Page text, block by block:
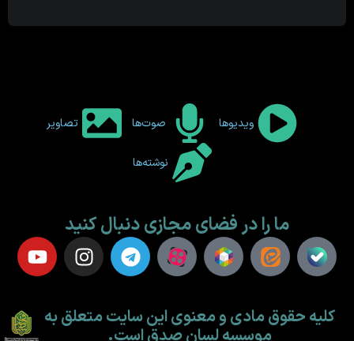
ویدیوها صوت‌ها تصاویر
نوشته‌ها
ما را در فضای مجازی دنبال کنید
کلیه حقوق مادی و معنوی این سایت متعلق به